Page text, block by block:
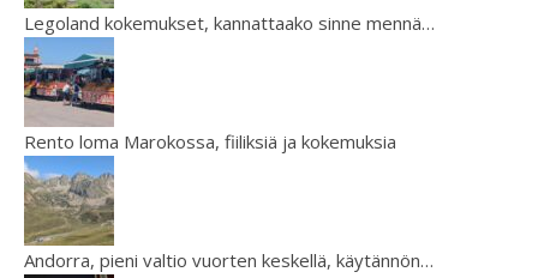
Legoland kokemukset, kannattaako sinne mennä…
Rento loma Marokossa, fiiliksiä ja kokemuksia
Andorra, pieni valtio vuorten keskellä, käytännön…